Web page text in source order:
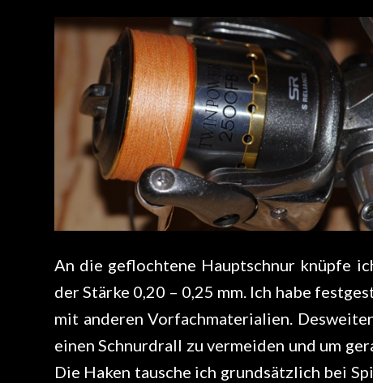
An die geflochtene Hauptschnur knüpfe
der Stärke 0,20 – 0,25 mm. Ich habe
mit anderen Vorfachmaterialien.
einen Schnurdrall zu vermeiden und um
Die Haken tausche ich grundsätzlich bei